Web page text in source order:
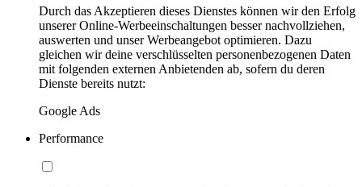
Durch das Akzeptieren dieses Dienstes können wir den Erfolg
unserer Online-Werbeeinschaltungen besser nachvollziehen,
auswerten und unser Werbeangebot optimieren. Dazu
gleichen wir deine verschlüsselten personenbezogenen Daten
mit folgenden externen Anbietenden ab, sofern du deren
Dienste bereits nutzt:
Google Ads
Performance